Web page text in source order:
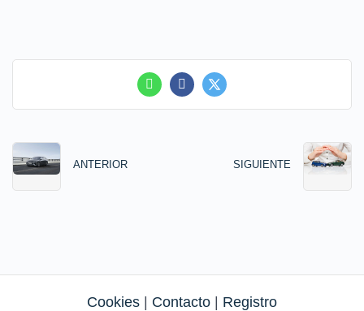
ANTERIOR SIGUIENTE
Cookies Contacto Registro